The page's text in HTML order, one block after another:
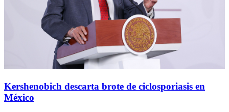
Kershenobich descarta brote de ciclosporiasis en
México